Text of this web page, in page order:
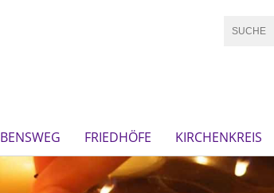
FRIEDHÖFE KIRCHENKREIS